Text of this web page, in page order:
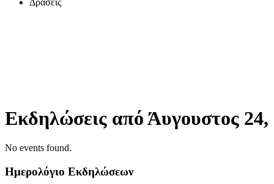
Εκδηλώσεις από Άυγουστος 24,
No events found.
Ημερολόγιο Εκδηλώσεων